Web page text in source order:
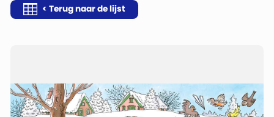
< Terug naar de lijst